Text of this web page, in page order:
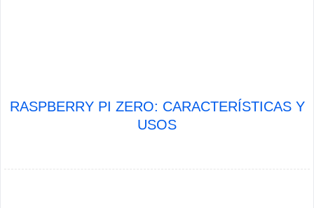
RASPBERRY PI ZERO: CARACTERÍSTICAS Y
USOS